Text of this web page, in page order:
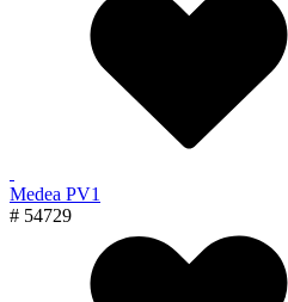
Medea PV1
# 54729